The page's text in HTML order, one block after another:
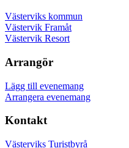
Västerviks kommun
Västervik Framåt
Västervik Resort
Arrangör
Lägg till evenemang
Arrangera evenemang
Kontakt
Västerviks Turistbyrå